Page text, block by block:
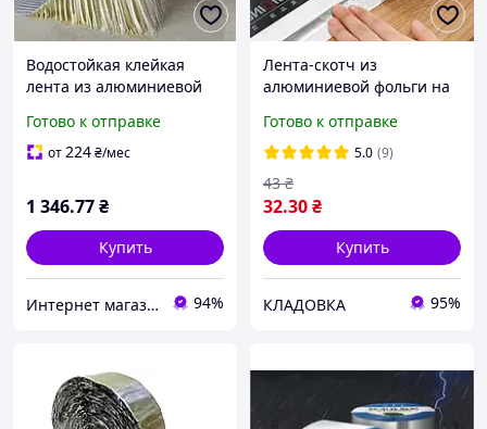
Водостойкая клейкая
лента из алюминиевой
герметика 10 м х 100 мм
Готово к отправке
от224₴/мес
1 346.77₴
Купить
Интернет магазин "E-To4Ka" 94%
Лента-скотч из
алюминиевой фольги на
см*4,8 м, Кладовка
Готово к отправке
5.0 (9)
32.30₴
43 ₴
Купить
КЛАДОВКА 95%